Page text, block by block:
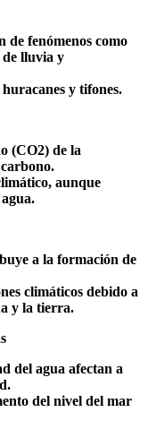
de fenómenos como
lluvia y
y tifones.
(CO2) de la
aunque
a la formación de
climáticos debido a
y la tierra.
del agua afectan a
del nivel del mar